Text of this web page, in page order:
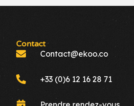
Contact
Contact@ekoo.co
+33 (0)6 12 16 28 71